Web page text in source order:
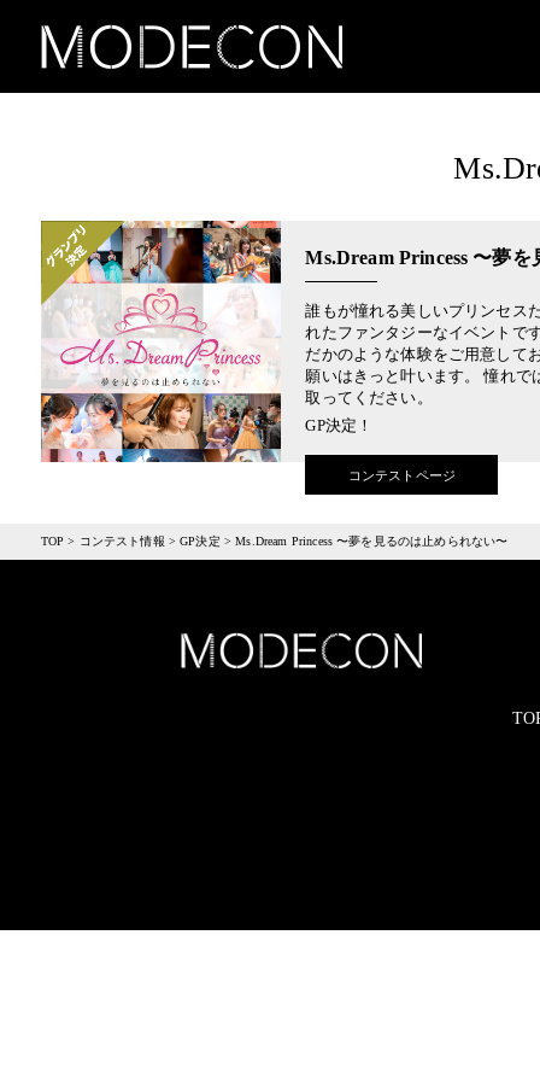
Ms.Dream Princess 〜夢
誰もが憧れる美しいプリンセス
れたファンタジーなイベントで
だかのような体験をご用意して
願いはきっと叶います。 憧れで
取ってください。
GP決定！
コンテストページ
TOP > コンテスト情報 >GP決定 >Ms.Dream Princess 〜夢を見るのは止められない〜